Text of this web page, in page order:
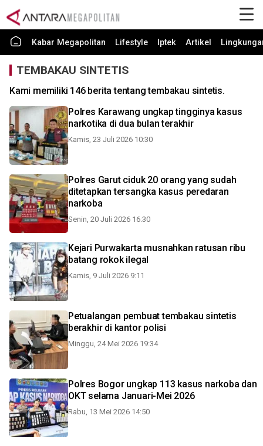
Kabar Megapolitan Lifestyle Iptek Artikel
TEMBAKAU SINTETIS
Kami memiliki 146 berita tentang tembakau sintetis.
Polres Karawang ungkap tingginya kasus
narkotika di dua bulan terakhir
Kamis, 23 Juli 2026 10:30
Polres Garut ciduk 20 orang yang sudah
ditetapkan tersangka kasus peredaran
narkoba
Senin, 20 Juli 2026 16:30
Kejari Purwakarta musnahkan ratusan ribu
batang rokok ilegal
Kamis, 9 Juli 2026 9:11
Petualangan pembuat tembakau sintetis
berakhir di kantor polisi
Minggu, 24 Mei 2026 19:34
Polres Bogor ungkap 113 kasus narkoba dan
OKT selama Januari-Mei 2026
Rabu, 13 Mei 2026 14:50